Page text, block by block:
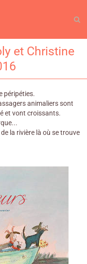
et Christine
péripéties.
animaliers sont
et vont croissants.
la rivière là où se trouve